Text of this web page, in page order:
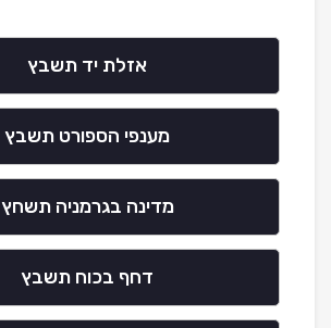
אזלת יד תשבץ
מענפי הספורט תשבץ
מדינה בגרמניה תשחץ
דחף בכוח תשבץ